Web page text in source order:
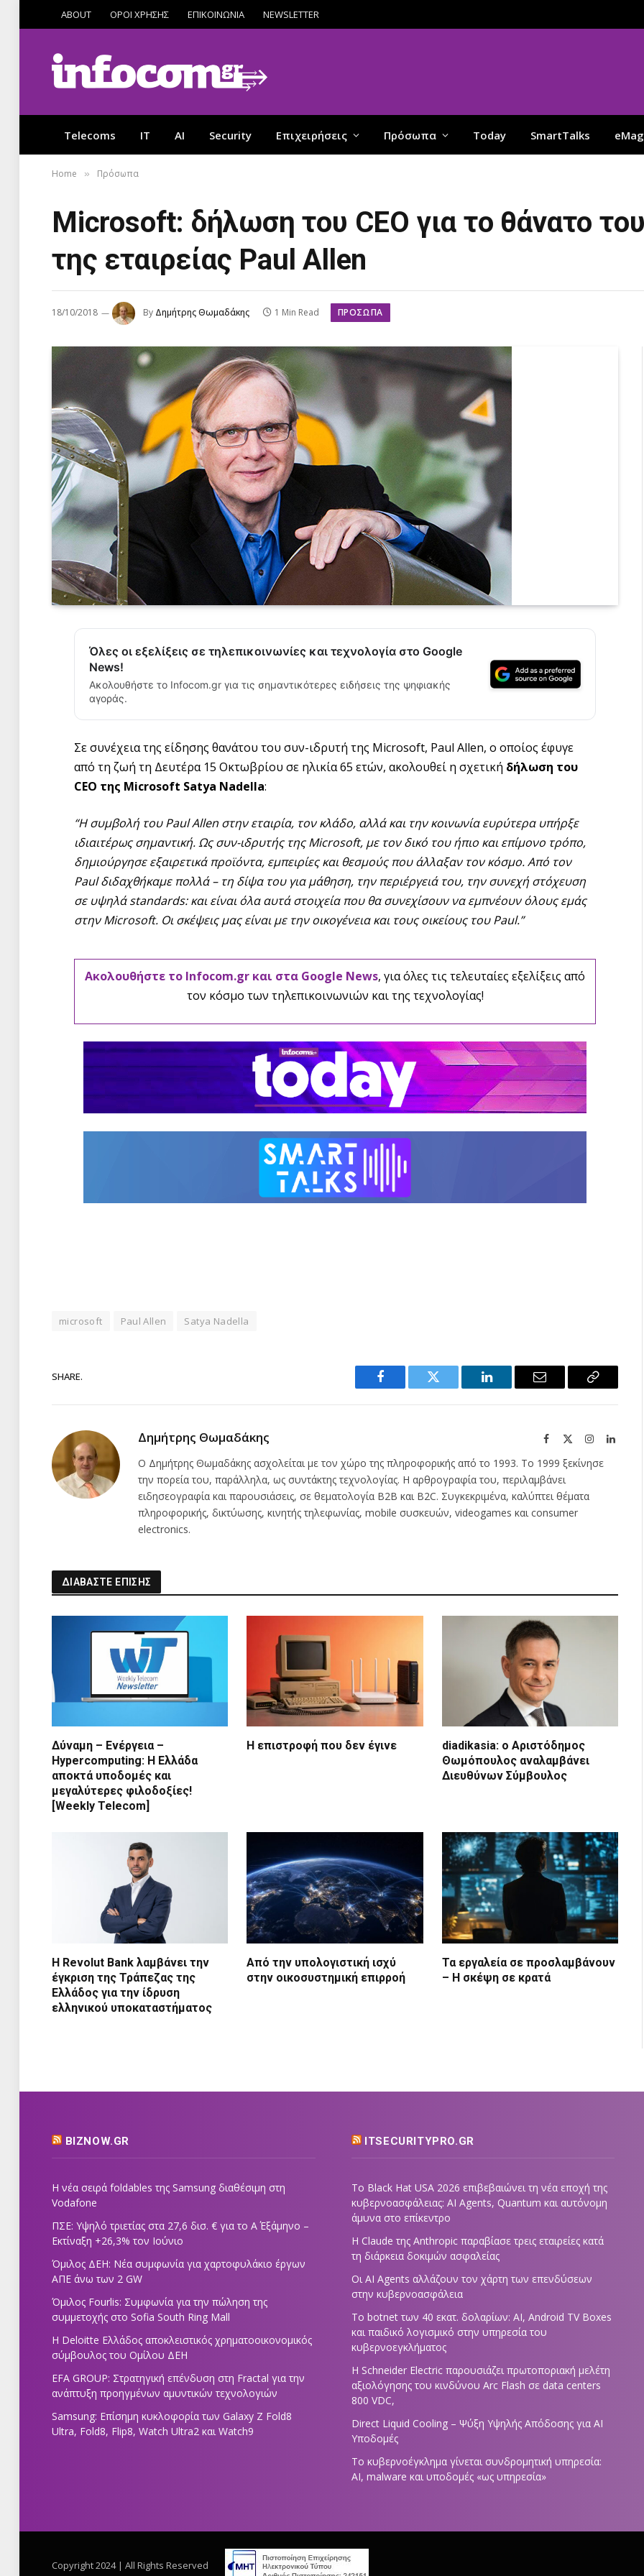
ABOUT ΟΡΟΙ ΧΡΗΣΗΣ ΕΠΙΚΟΙΝΩΝΙΑ NEWSLETTER
Telecoms IT AI Security Επιχειρήσεις Πρόσωπα Today SmartTalks
Home » Πρόσωπα
Microsoft: δήλωση του CEO για το θάνατο
της εταιρείας Paul Allen
18/10/2018 By Δημήτρης Θωμαδάκης 1 Min Read ΠΡΌΣΩΠΑ
Όλες οι εξελίξεις σε τηλεπικοινωνίες και τεχνολογία στο Google
News!
Ακολουθήστε το Infocom.gr για τις σημαντικότερες ειδήσεις της ψηφιακής
αγοράς.
Σε συνέχεια της είδησης θανάτου του συν-ιδρυτή της Microsoft, Paul Allen, ο οποίος έφυγε
από τη ζωή τη Δευτέρα 15 Οκτωβρίου σε ηλικία 65 ετών, ακολουθεί η σχετική δήλωση του
CEO της Microsoft Satya Nadella:
“Η συμβολή του Paul Allen στην εταιρία, τον κλάδο, αλλά και την κοινωνία ευρύτερα υπήρξε
ιδιαιτέρως σημαντική. Ως συν-ιδρυτής της Microsoft, με τον δικό του ήπιο και επίμονο τρόπο,
δημιούργησε εξαιρετικά προϊόντα, εμπειρίες και θεσμούς που άλλαξαν τον κόσμο. Από τον
Paulδιδαχθήκαμε πολλά – τη δίψα του για μάθηση, την περιέργειά του, την συνεχή στόχευση
σε υψηλά standards: και είναι όλα αυτά στοιχεία που θα συνεχίσουν να εμπνέουν όλους εμάς
στην Microsoft. Οι σκέψεις μας είναι με την οικογένεια και τους οικείους του Paul.”
Ακολουθήστε το Infocom.gr και στα Google News, για όλες τις τελευταίες εξελίξεις από
τον κόσμο των τηλεπικοινωνιών και της τεχνολογίας!
microsoft Paul Allen Satya Nadella
SHARE.
Facebook Twitter LinkedIn Email
Copy
Δημήτρης Θωμαδάκης Facebook Instagram
Ο Δημήτρης Θωμαδάκης ασχολείται με τον χώρο της πληροφορικής από το 1993. Το 1999 ξεκίνησε
την πορεία του, παράλληλα, ως συντάκτης τεχνολογίας. Η αρθρογραφία του, περιλαμβάνει
ειδησεογραφία και παρουσιάσεις, σε θεματολογία B2B και B2C. Συγκεκριμένα, καλύπτει θέματα
πληροφορικής, δικτύωσης, κινητής τηλεφωνίας, mobile συσκευών, videogames και consumer
electronics.
ΔΙΑΒΑΣΤΕ ΕΠΙΣΗΣ
Δύναμη – Ενέργεια –
Ηypercomputing: Η Ελλάδα
αποκτά υποδομές και
μεγαλύτερες φιλοδοξίες!
[Weekly Telecom]
Η επιστροφή που δεν έγινε
diadikasia: ο Αριστόδημος
Θωμόπουλος αναλαμβάνει
Διευθύνων Σύμβουλος
Η Revolut Bank λαμβάνει την
έγκριση της Τράπεζας της
Ελλάδος για την ίδρυση
ελληνικού υποκαταστήματος
Από την υπολογιστική ισχύ
στην οικοσυστημική επιρροή
Τα εργαλεία σε προσλαμβάνουν
– Η σκέψη σε κρατά
BIZNOW.GR
Η νέα σειρά foldables της Samsung διαθέσιμη στη
Vodafone
ΠΣΕ: Υψηλό τριετίας στα 27,6 δισ. € για το Α΄ Εξάμηνο –
Εκτίναξη +26,3% τον Ιούνιο
Όμιλος ΔΕΗ: Νέα συμφωνία για χαρτοφυλάκιο έργων
ΑΠΕ άνω των 2 GW
Όμιλος Fourlis: Συμφωνία για την πώληση της
συμμετοχής στο Sofia South Ring Mall
Η Deloitte Ελλάδος αποκλειστικός χρηματοοικονομικός
σύμβουλος του Ομίλου ΔΕΗ
EFA GROUP: Στρατηγική επένδυση στη Fractal για την
ανάπτυξη προηγμένων αμυντικών τεχνολογιών
Samsung: Επίσημη κυκλοφορία των Galaxy Z Fold8
Ultra, Fold8, Flip8, Watch Ultra2 και Watch9
ITSECURITYPRO.GR
Το Black Hat USA 2026 επιβεβαιώνει τη νέα εποχή της
κυβερνοασφάλειας: AI Agents, Quantum και αυτόνομη
άμυνα στο επίκεντρο
Η Claude της Anthropic παραβίασε τρεις εταιρείες κατά
τη διάρκεια δοκιμών ασφαλείας
Οι AI Agents αλλάζουν τον χάρτη των επενδύσεων
στην κυβερνοασφάλεια
Το botnet των 40 εκατ. δολαρίων: AI, Android TV Boxes
και παιδικό λογισμικό στην υπηρεσία του
κυβερνοεγκλήματος
Η Schneider Electric παρουσιάζει πρωτοποριακή μελέτη
αξιολόγησης του κινδύνου Arc Flash σε data centers
800 VDC,
Direct Liquid Cooling – Ψύξη Υψηλής Απόδοσης για AI
Υποδομές
Το κυβερνοέγκλημα γίνεται συνδρομητική υπηρεσία:
AI, malware και υποδομές «ως υπηρεσία»
Copyright 2024 | All Rights Reserved